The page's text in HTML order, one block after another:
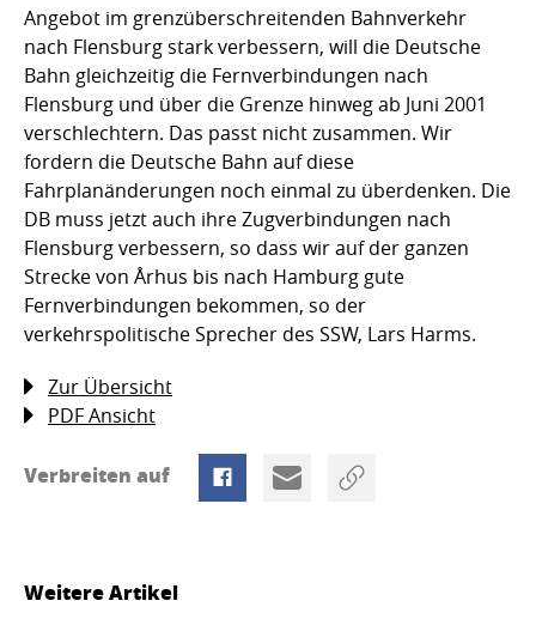
Angebot im grenzüberschreitenden Bahnverkehr
nach Flensburg stark verbessern, will die Deutsche
Bahn gleichzeitig die Fernverbindungen nach
Flensburg und über die Grenze hinweg ab Juni 2001
verschlechtern. Das passt nicht zusammen. Wir
fordern die Deutsche Bahn auf diese
Fahrplanänderungen noch einmal zu überdenken. Die
DB muss jetzt auch ihre Zugverbindungen nach
Flensburg verbessern, so dass wir auf der ganzen
Strecke von Århus bis nach Hamburg gute
Fernverbindungen bekommen, so der
verkehrspolitische Sprecher des SSW, Lars Harms.
Zur Übersicht
PDF Ansicht
Verbreiten auf
Weitere Artikel